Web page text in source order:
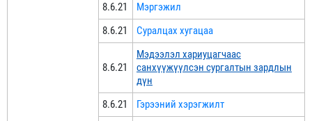
8.6.21
Мэргэжил
8.6.21
Суралцах хугацаа
8.6.21
Мэдээлэл хариуцагчаас
санхүүжүүлсэн сургалтын зардлын
дүн
8.6.21
Гэрээний хэрэгжилт